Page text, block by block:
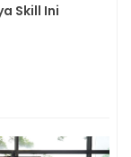
Skill Ini